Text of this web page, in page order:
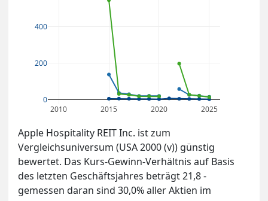
2010 2015 2020 2025
0
200
400
Apple Hospitality REIT Inc. ist zum
Vergleichsuniversum (USA 2000 (v)) günstig
bewertet. Das Kurs-Gewinn-Verhältnis auf Basis
des letzten Geschäftsjahres beträgt 21,8 -
gemessen daran sind 30,0% aller Aktien im